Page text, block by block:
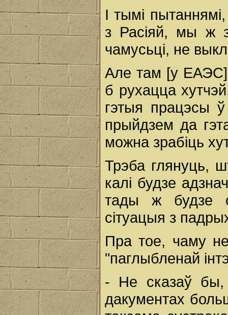
І тымі
з Расіяй, мы ж
чамусьці, не
Але там [у ЕАЭС]
б рухацца
гэтыя працэсы
прыйдзем да
можна зрабіць
Трэба глянуць,
калі будзе
тады ж будзе
сітуацыя з
Пра тое, чаму
"паглыбленай
- Не сказаў
дакументах